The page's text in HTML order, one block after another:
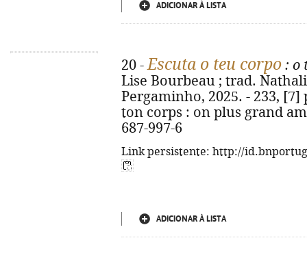
ADICIONAR À LISTA
20 -Escuta o teu corpo : o
Lise Bourbeau ; trad.
Pergaminho, 2025. - 233,
ton corps : on plus grand
687-997-6
Link persistente: http://
ADICIONAR À LISTA